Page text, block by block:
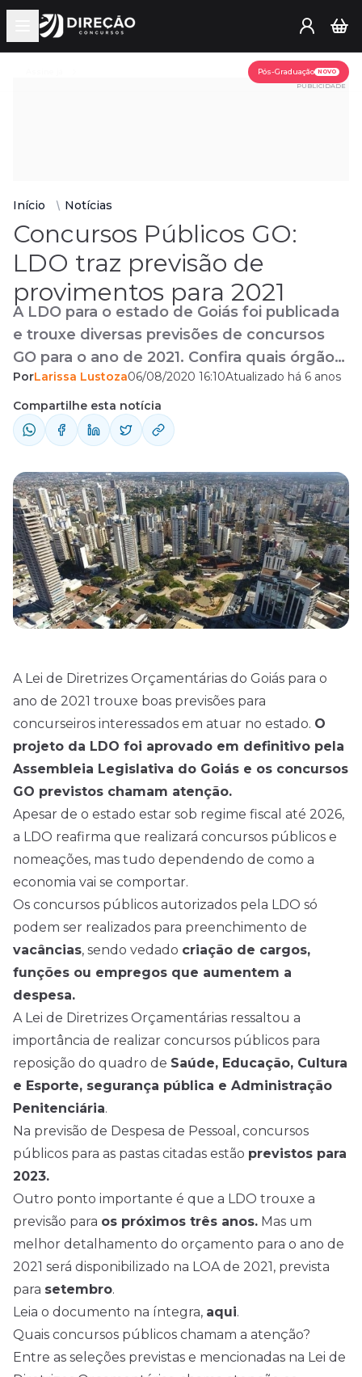
Open main menu
Pós-Graduação NOVO
PUBLICIDADE
Início Notícias
Concursos Públicos GO:
LDO traz previsão de
provimentos para 2021
A LDO para o estado de Goiás foi publicada
e trouxe diversas previsões de concursos
GO para o ano de 2021. Confira quais órgãos
estão previstos!
PorLarissa Lustoza06/08/2020 16:10Atualizado há 6 anos
Compartilhe esta notícia
A Lei de Diretrizes Orçamentárias do Goiás para o
ano de 2021 trouxe boas previsões para
concurseiros interessados em atuar no estado. O
projeto da LDO foi aprovado em definitivo pela
Assembleia Legislativa do Goiás e os concursos
GO previstos chamam atenção.
Apesar de o estado estar sob regime fiscal até 2026,
a LDO reafirma que realizará concursos públicos e
nomeações, mas tudo dependendo de como a
economia vai se comportar.
Os concursos públicos autorizados pela LDO só
podem ser realizados para preenchimento de
vacâncias, sendo vedado criação de cargos,
funções ou empregos que aumentem a
despesa.
A Lei de Diretrizes Orçamentárias ressaltou a
importância de realizar concursos públicos para
reposição do quadro de Saúde, Educação, Cultura
e Esporte, segurança pública e Administração
Penitenciária.
Na previsão de Despesa de Pessoal, concursos
públicos para as pastas citadas estão previstos para
2023.
Outro ponto importante é que a LDO trouxe a
previsão para os próximos três anos. Mas um
melhor detalhamento do orçamento para o ano de
2021 será disponibilizado na LOA de 2021, prevista
para setembro.
Leia o documento na íntegra, aqui.
Quais concursos públicos chamam a atenção?
Entre as seleções previstas e mencionadas na Lei de